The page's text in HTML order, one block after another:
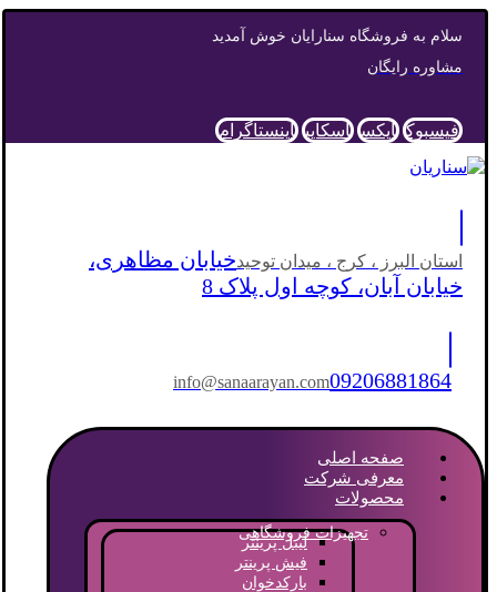
سلام به فروشگاه سنارایان خوش آمدید
مشاوره رایگان
فیسبوک ایکس اسکایپ اینستاگرام
استان البرز ، کرج ، میدان توحیدخیابان مظاهری،
خیابان آبان، کوچه اول پلاک 8
info@sanaarayan.com09206881864
صفحه اصلی
معرفی شرکت
محصولات
تجهیزات فروشگاهی
لیبل پرینتر
فیش پرینتر
بارکدخوان